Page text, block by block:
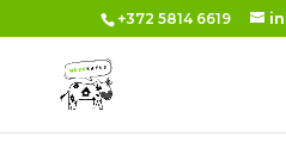
+372 5814 6619